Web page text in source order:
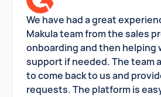
We have had a great
Makula team from the sales
onboarding and then helping
support if needed. The team
to come back to us and
requests. The platform is